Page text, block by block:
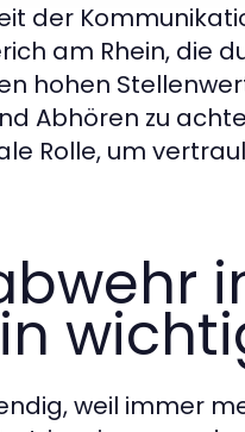
der
am Rhein, die
hohen
Abhören zu
Rolle, um
weil immer